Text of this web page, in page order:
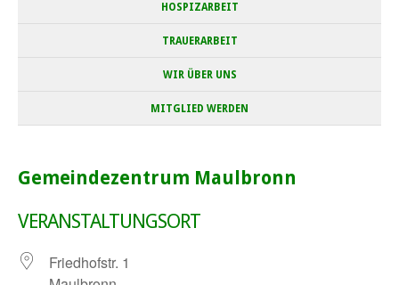
HOSPIZARBEIT
TRAUERARBEIT
WIR ÜBER UNS
MITGLIED WERDEN
Gemeindezentrum Maulbronn
VERANSTALTUNGSORT
Friedhofstr. 1